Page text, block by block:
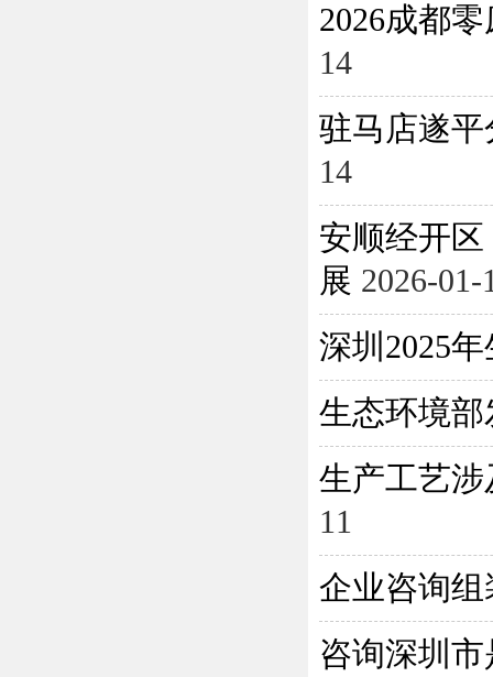
2026成都
14
驻马店遂平
14
安顺经开
展 2026-01-
深圳2025
生态环境
生产工艺
11
企业咨询
咨询深圳